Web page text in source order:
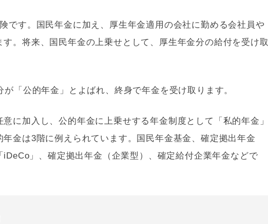
です。国民年金に加え、厚生年金適用の会社に勤める会社員や
す。将来、国民年金の上乗せとして、厚生年金分の給付を受け取
が「公的年金」とよばれ、終身で年金を受け取ります。
意に加入し、公的年金に上乗せする年金制度として「私的年金」
年金は3階に例えられています。国民年金基金、確定拠出年金
iDeCo 」、確定拠出年金（企業型）、確定給付企業年金などで